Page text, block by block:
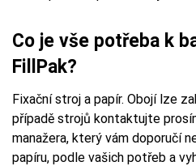
Co je vše potřeba k
FillPak?
Fixační stroj a papír. Obojí lze
případě strojů kontaktujte
manažera, který vám doporučí
papíru, podle vašich potřeb a